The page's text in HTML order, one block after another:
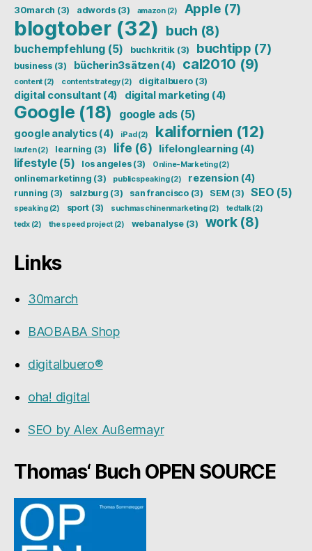
30march (3) adwords(3) amazon(2) Apple (7)
blogtober(32) buch (8)
buchempfehlung (5) buchkritik (3) buchtipp (7)
business(3) bücherin3sätzen(4) cal2010 (9)
content (2) contentstrategy(2) digitalbuero (3)
digital consultant (4) digital marketing (4)
Google (18) google ads (5)
google analytics (4) iPad(2) kalifornien (12)
laufen(2) learning (3) life (6) lifelonglearning (4)
lifestyle(5) los angeles(3) Online-Marketing(2)
onlinemarketinng (3) publicspeaking(2) rezension(4)
running (3) salzburg (3) san francisco(3) SEM (3) SEO (5)
speaking(2) sport (3) suchmaschinenmarketing(2) tedtalk(2)
tedx(2) the speed project (2) webanalyse(3) work(8)
Links
30march
BAOBABA Shop
digitalbuero®
oha! digital
SEO by Alex Außermayr
Thomas‘ Buch OPEN SOURCE